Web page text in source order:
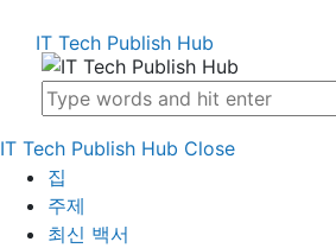
IT Tech Publish Hub
IT Tech Publish Hub Close
집
주제
최신 백서